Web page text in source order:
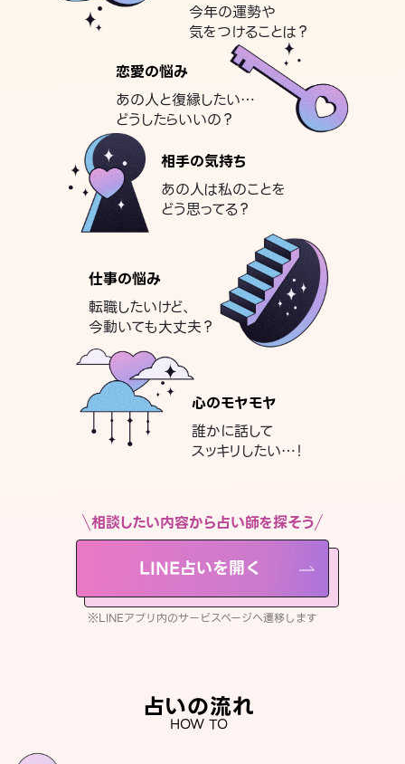
今年の運勢や
気をつけることは？
恋愛の悩み
あの人と復縁したい…
どうしたらいいの？
相手の気持ち
あの人は私のことを
どう思ってる？
仕事の悩み
転職したいけど、
今動いても大丈夫？
心のモヤモヤ
誰かに話して
スッキリしたい…！
相談したい内容から占い師を探そう
LINE占いを開く
※LINEアプリ内のサービスページへ遷移します
占いの流れ
HOW TO